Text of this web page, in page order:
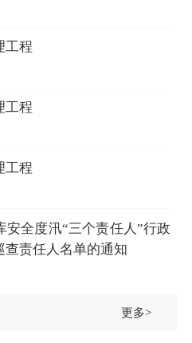
工程
工程
工程
安全度汛“三个责任人”行政
责任人名单的通知
更多>